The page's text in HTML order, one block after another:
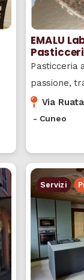
EMALU
Pasticceria
passione,
Via
- Cuneo
Servizi